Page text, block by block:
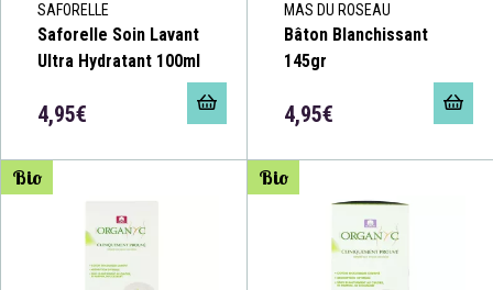
SAFORELLE
Saforelle Soin Lavant
Ultra Hydratant 100ml
4,95€
MAS DU ROSEAU
Bâton Blanchissant
145gr
4,95€
Bio Bio